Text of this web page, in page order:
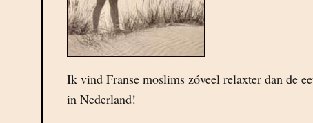
Ik vind Franse moslims zóveel relaxter dan de
in Nederland!